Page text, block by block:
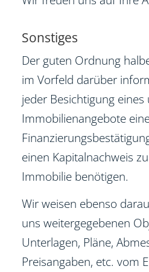
Sonstiges
Der guten Ordnung
im Vorfeld darüber
jeder Besichtigung eines
Immobilienangebote
einen Kapitalnachweis
Immobilie benötigen.
Wir weisen ebenso
uns weitergegebenen
Unterlagen, Pläne,
Preisangaben, etc. vom